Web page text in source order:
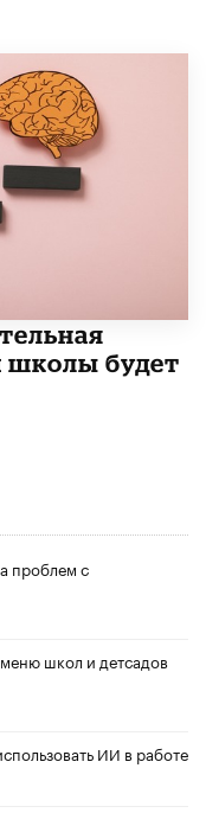
школы будет
проблем с
школ и детсадов
ИИ в работе